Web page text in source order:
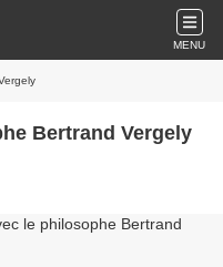
MENU
Bertrand Vergely